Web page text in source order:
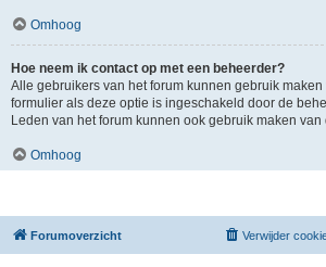
Omhoog
Hoe neem ik contact op met een beheerder?
Alle gebruikers van het forum kunnen gebruik maken
formulier als deze optie is ingeschakeld door de
Leden van het forum kunnen ook gebruik maken van
Omhoog
Forumoverzicht Verwijder